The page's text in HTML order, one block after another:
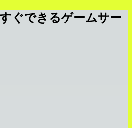
ぐできるゲームサー